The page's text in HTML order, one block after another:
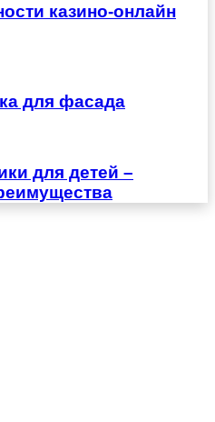
казино-онлайн
для фасада
для детей –